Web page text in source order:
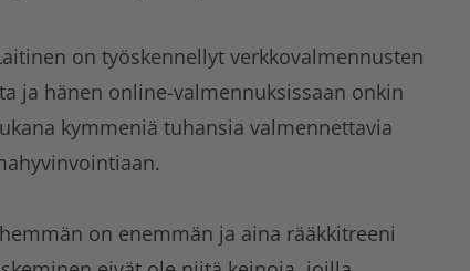
on työskennellyt verkkovalmennusten
ja hänen online-valmennuksissaan onkin
kymmeniä tuhansia valmennettavia
on enemmän ja aina rääkkitreeni